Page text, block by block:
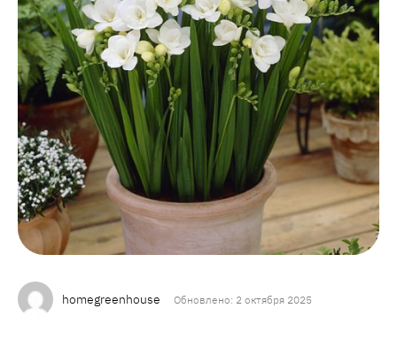
homegreenhouse Обновлено: 2 октября 2025